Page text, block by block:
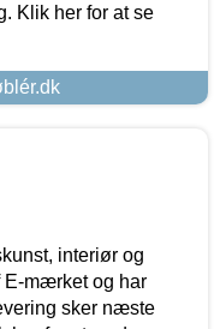
Klik her for at se
interiør og
E-mærket og har
sker næste